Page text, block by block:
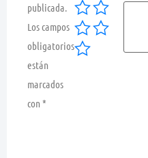
publicada.
Los campos
obligatorios
están
marcados
con *